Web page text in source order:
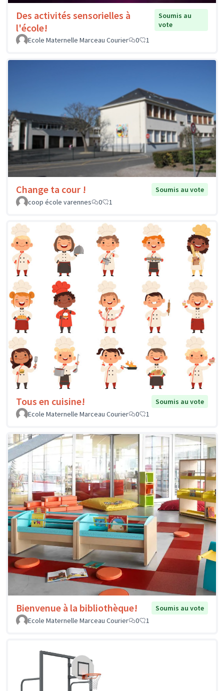
Des activités sensorielles à
l'école!
Soumis au
vote
Ecole Maternelle Marceau Courier
0 1
Change ta cour !
Soumis au vote
coop école varennes
0 1
Tous en cuisine!
Soumis au vote
Ecole Maternelle Marceau Courier
0 1
Bienvenue à la bibliothèque!
Soumis au vote
Ecole Maternelle Marceau Courier
0 1